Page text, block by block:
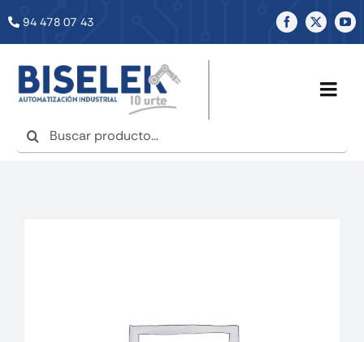
94 478 07 43
Buscar:
INICIO